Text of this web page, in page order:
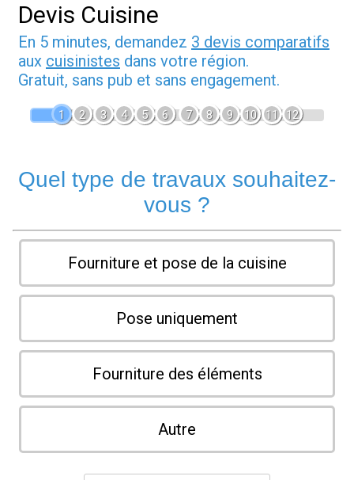
Devis Cuisine
En 5 minutes, demandez 3 devis comparatifs
aux cuisinistes dans votre région.
Gratuit, sans pub et sans engagement.
1 2 3 4 5 6 7 8 9 10 11 12
Quel type de travaux souhaitez-
vous ?
Fourniture et pose de la cuisine
Pose uniquement
Fourniture des éléments
Autre